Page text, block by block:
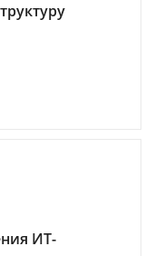
ИТ-